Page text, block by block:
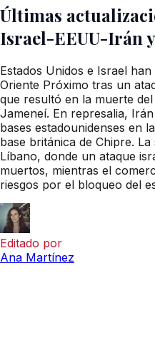
Últimas
Israel-EEUU-Irán
Estados Unidos e Israel
Oriente Próximo tras un
que resultó en la muerte
Jameneí. En represalia,
bases estadounidenses en
base británica de Chipre.
Líbano, donde un ataque
muertos, mientras el
riesgos por el bloqueo del
Editado por
Ana Martínez